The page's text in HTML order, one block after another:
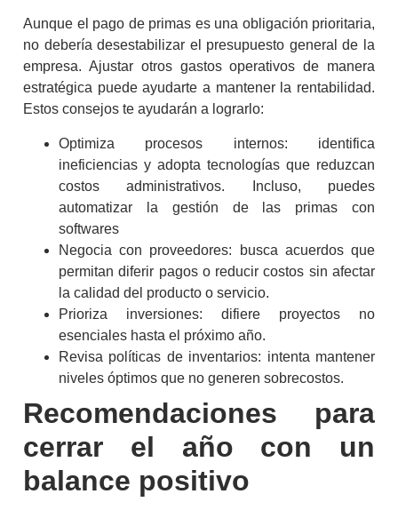
Aunque el pago de primas es una obligación prioritaria,
no debería desestabilizar el presupuesto general de la
empresa. Ajustar otros gastos operativos de manera
estratégica puede ayudarte a mantener la rentabilidad.
Estos consejos te ayudarán a lograrlo:
Optimiza procesos internos: identifica
ineficiencias y adopta tecnologías que reduzcan
costos administrativos. Incluso, puedes
automatizar la gestión de las primas con
softwares
Negocia con proveedores: busca acuerdos que
permitan diferir pagos o reducir costos sin afectar
la calidad del producto o servicio.
Prioriza inversiones: difiere proyectos no
esenciales hasta el próximo año.
Revisa políticas de inventarios: intenta mantener
niveles óptimos que no generen sobrecostos.
Recomendaciones para
cerrar el año con un
balance positivo